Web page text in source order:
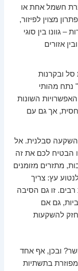
חשמל אחת או
מצוין לפיזור,
גוונו בין סוגי
אזורים
סל ובקרנות
נתח מהותי
השונות
אך גם עם
סבלנית. אל
הבטיח לכם את זה
מתזרים מזומנים
עץ: צריך
רבים. זו גם הסיבה
גם אם
חזק להשקעות
ובכן, אף אחד
בתשתיות